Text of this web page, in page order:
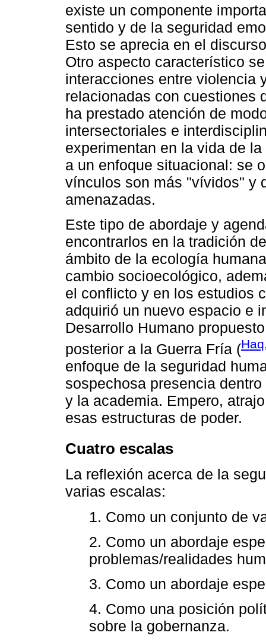
existe un componente
sentido y de la seguridad
Esto se aprecia en el
Otro aspecto característico
interacciones entre violencia
relacionadas con cuestiones
ha prestado atención de
intersectoriales e
experimentan en la vida de
a un enfoque situacional: se
vínculos son más "vívidos" y
amenazadas.
Este tipo de abordaje y
encontrarlos en la tradición
ámbito de la ecología
cambio socioecológico,
el conflicto y en los estudios
adquirió un nuevo espacio e
Desarrollo Humano
posterior a la Guerra Fría (
enfoque de la seguridad
sospechosa presencia
y la academia. Empero,
esas estructuras de poder.
Cuatro escalas
La reflexión acerca de la
varias escalas:
1. Como un conjunto de
2. Como un abordaje
problemas/realidades
3. Como un abordaje
4. Como una posición
sobre la gobernanza.